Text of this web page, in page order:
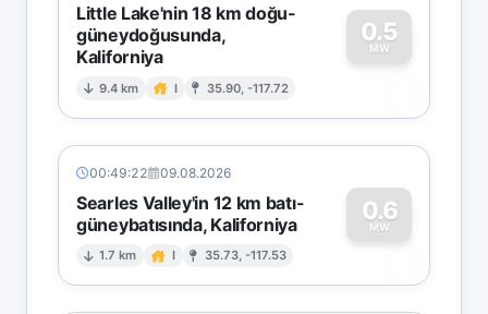
Little Lake'nin 18 km doğu-
güneydoğusunda,
Kaliforniya
9.4 km I 35.90, -117.72
0.5
MW
0
00:49:22 09.08.2026
Searles Valley'in 12 km batı-
güneybatısında, Kaliforniya
1.7 km I 35.73, -117.53
0.6
MW
0